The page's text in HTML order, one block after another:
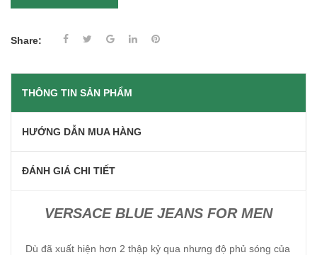
Share:
THÔNG TIN SẢN PHẨM
HƯỚNG DẪN MUA HÀNG
ĐÁNH GIÁ CHI TIẾT
VERSACE BLUE JEANS FOR MEN
Dù đã xuất hiện hơn 2 thập kỷ qua nhưng độ phủ sóng của